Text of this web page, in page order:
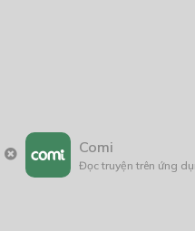
Comi
Đọc truyện trên ứng